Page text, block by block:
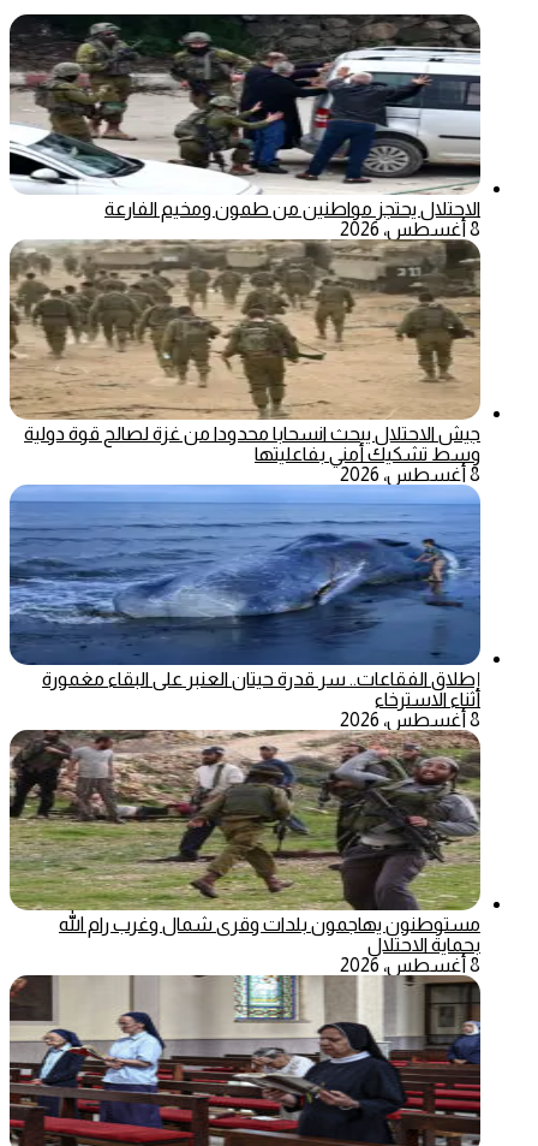
الاحتلال يحتجز مواطنين من طمون ومخيم الفارعة
8 أغسطس، 2026
جيش الاحتلال يبحث انسحابا محدودا من غزة لصالح قوة دولية
وسط تشكيك أمني بفاعليتها
8 أغسطس، 2026
إطلاق الفقاعات.. سر قدرة حيتان العنبر على البقاء مغمورة
أثناء الاسترخاء
8 أغسطس، 2026
مستوطنون يهاجمون بلدات وقرى شمال وغرب رام الله
بحماية الاحتلال
8 أغسطس، 2026